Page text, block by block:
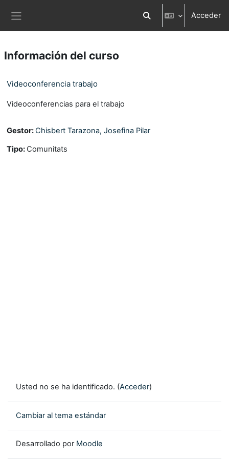
Selector de búsqueda
Acceder
Información del curso
Videoconferencia trabajo
Videoconferencias para el trabajo
Gestor:Chisbert Tarazona, Josefina Pilar
Tipo: Comunitats
Usted no se ha identificado. (Acceder)
Cambiar al tema estándar
Desarrollado por Moodle